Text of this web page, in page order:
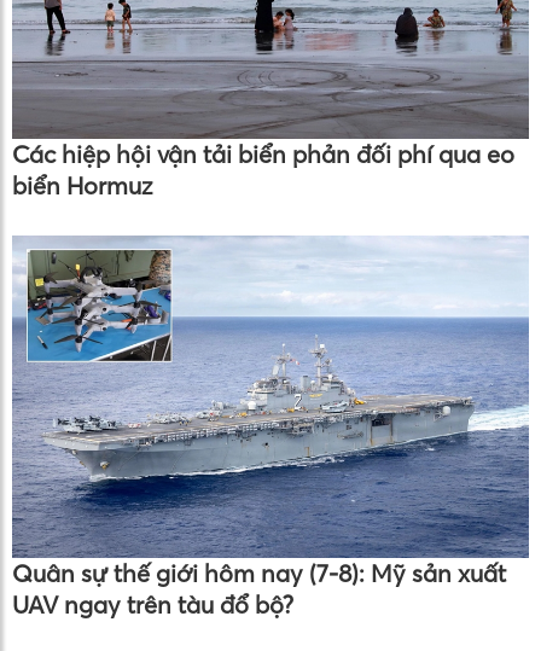
Các hiệp hội vận tải biển phản đối phí qua eo
biển Hormuz
Quân sự thế giới hôm nay (7-8): Mỹ sản xuất
UAV ngay trên tàu đổ bộ?